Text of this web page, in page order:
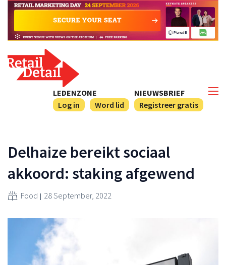
NIEUWSBRIEF
Registreer gratis
LEDENZONE
Log in
Word lid
Delhaize bereikt sociaal
akkoord: staking afgewend
Food 28 September, 2022